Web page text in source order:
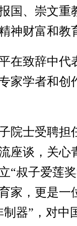
国、崇文
神财富和
在致辞中代
家学者和
院士受聘
座谈，关心
“叔子爱莲
家，更是一
器”，对